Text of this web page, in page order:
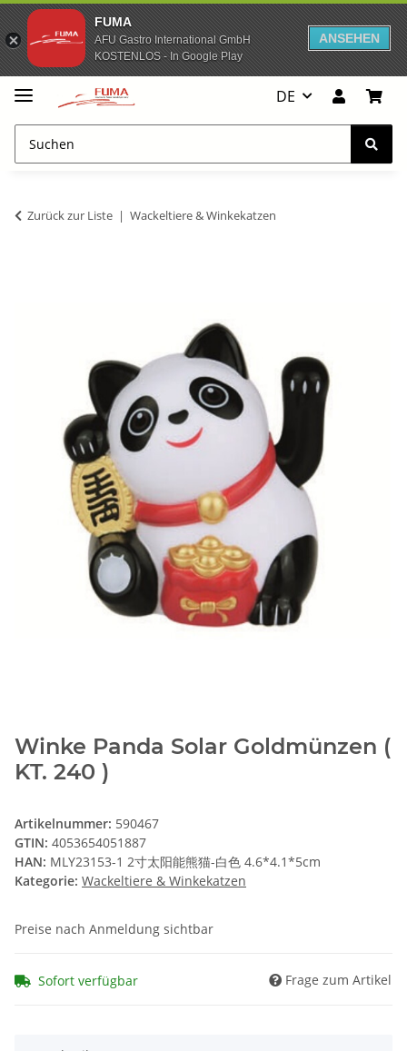
FUMA
AFU Gastro International GmbH
KOSTENLOS - In Google Play
ANSEHEN
DE
Zurück zur Liste Wackeltiere & Winkekatzen
Winke Panda Solar Goldmünzen (
KT. 240 )
Artikelnummer: 590467
GTIN: 4053654051887
HAN: MLY23153-1 2寸太阳能熊猫-白色 4.6*4.1*5cm
Kategorie: Wackeltiere & Winkekatzen
Preise nach Anmeldung sichtbar
Sofort verfügbar Frage zum Artikel